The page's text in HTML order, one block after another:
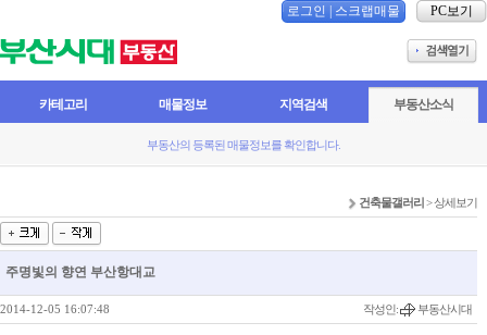
로그인 스크랩매물 PC보기
카테고리 매물정보 지역검색 부동산소식
부동산의 등록된 매물정보를 확인합니다.
건축물갤러리> 상세보기
주명빛의 향연 부산항대교
2014-12-05 16:07:48 작성인: 부동산시대